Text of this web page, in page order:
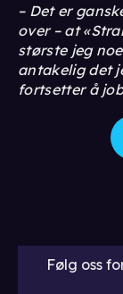
– Det er
over – at
største jeg
antakelig det
fortsetter å
Følg oss